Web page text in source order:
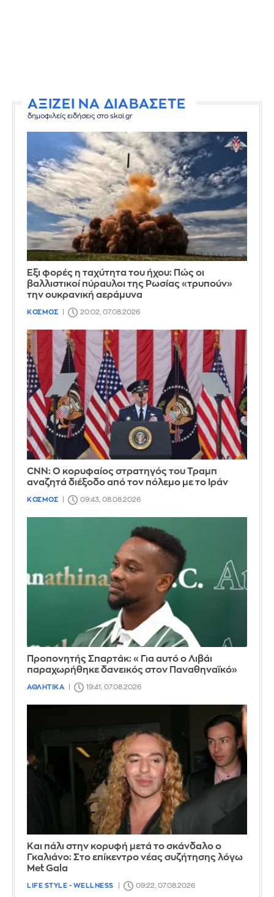
ΑΞΙΖΕΙ ΝΑ ΔΙΑΒΑΣΕΤΕ
δημοφιλείς ειδήσεις στο skai.gr
Έξι φορές η ταχύτητα του ήχου: Πώς οι
βαλλιστικοί πύραυλοι της Ρωσίας «τρυπούν»
την ουκρανική αεράμυνα
ΚΟΣΜΟΣ 20:02, 07.08.2026
CNN: Ο κορυφαίος στρατηγός του Τραμπ
αναζητά διέξοδο από τον πόλεμο με το Ιράν
ΚΟΣΜΟΣ 09:43, 08.08.2026
Προπονητής Σπαρτάκ: «Για αυτό ο Λιβάι
παραχωρήθηκε δανεικός στον Παναθηναϊκό»
ΑΘΛΗΤΙΚΑ 19:41, 07.08.2026
Και πάλι στην κορυφή μετά το σκάνδαλο ο
Γκαλιάνο: Στο επίκεντρο νέας συζήτησης λόγω
Met Gala
LIFE STYLE - WELLNESS 09:22, 07.08.2026